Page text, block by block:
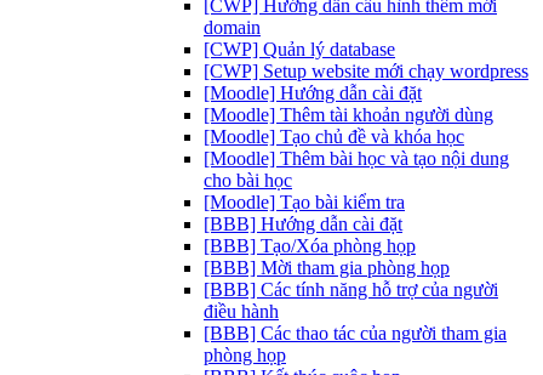
[CWP] Hướng dẫn cấu hình thêm mới
domain
[CWP] Quản lý database
[CWP] Setup website mới chạy wordpress
[Moodle] Hướng dẫn cài đặt
[Moodle] Thêm tài khoản người dùng
[Moodle] Tạo chủ đề và khóa học
[Moodle] Thêm bài học và tạo nội dung
cho bài học
[Moodle] Tạo bài kiểm tra
[BBB] Hướng dẫn cài đặt
[BBB] Tạo/Xóa phòng họp
[BBB] Mời tham gia phòng họp
[BBB] Các tính năng hỗ trợ của người
điều hành
[BBB] Các thao tác của người tham gia
phòng họp